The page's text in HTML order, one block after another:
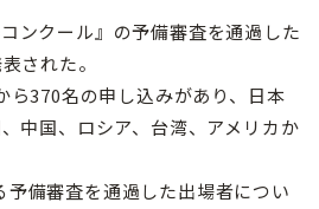
ンクール』の予備審査を通過した
された。
370名の申し込みがあり、日本
中国、ロシア、台湾、アメリカか
備審査を通過した出場者につい